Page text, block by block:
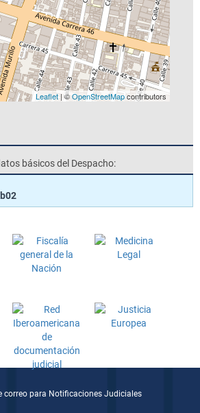
Leaflet| ©OpenStreetMapcontributors
básicos del Despacho:
correo para Notificaciones Judiciales